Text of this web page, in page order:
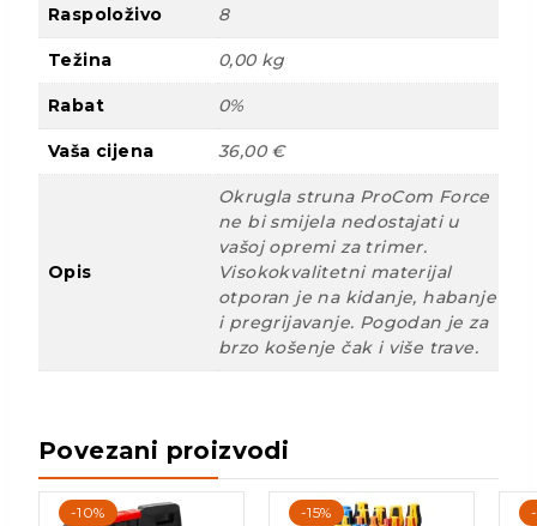
Raspoloživo 8
Težina 0,00 kg
Rabat 0%
Vaša cijena 36,00 €
Opis
Okrugla struna ProCom Force
ne bi smijela nedostajati u
vašoj opremi za trimer.
Visokokvalitetni materijal
otporan je na kidanje, habanje
i pregrijavanje. Pogodan je za
brzo košenje čak i više trave.
Povezani proizvodi
-10% -15%